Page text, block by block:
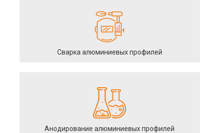
Сварка алюминиевых профилей
Анодирование алюминиевых профилей